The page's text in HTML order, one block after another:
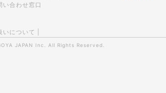
い合わせ窓口
いについて
JAPAN Inc. All Rights Reserved.